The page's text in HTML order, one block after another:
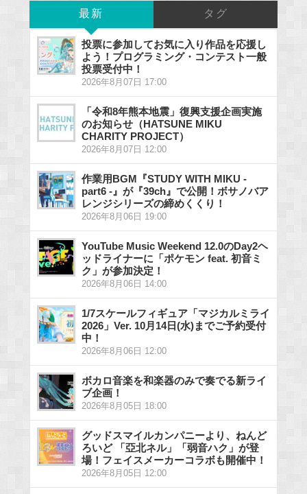
最新 タグ
投票に参加してお気に入り作品を応援し
よう！プログラミング・コンテスト一般
投票受付中！
2026年8月07日 17:00
「令和8年熊本地震」復興支援企画実施
のお知らせ（HATSUNE MIKU
CHARITY PROJECT）
2026年8月07日 12:00
作業用BGM『STUDY WITH MIKU -
part6 -』が『39ch』で公開！ボサノバア
レンジシリーズの締めくくり！
2026年8月06日 19:00
YouTube Music Weekend 12.0のDay2ヘ
ッドライナーに「ポケモン feat. 初音ミ
ク」が参加決定！
2026年8月06日 14:00
1/7スケールフィギュア「マジカルミライ
2026」Ver. 10月14日(水)までご予約受付
中！
2026年8月06日 12:00
ボカロ音楽を和楽器のみで奏でる新ライ
ブ企画！
2026年8月05日 18:00
グッドスマイルカンパニーより、ねんど
ろいど 「亞北ネル」「弱音ハク」が登
場！フェイスメーカーコラボも開催中！
2026年8月05日 12:00